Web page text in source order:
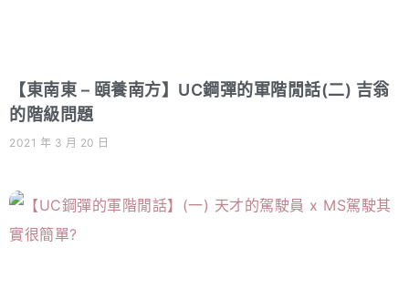
【東南東 – 頤養南方】UC鋼彈的軍階閒話(二) 吉翁
的階級問題
2021 年 3 月 20 日